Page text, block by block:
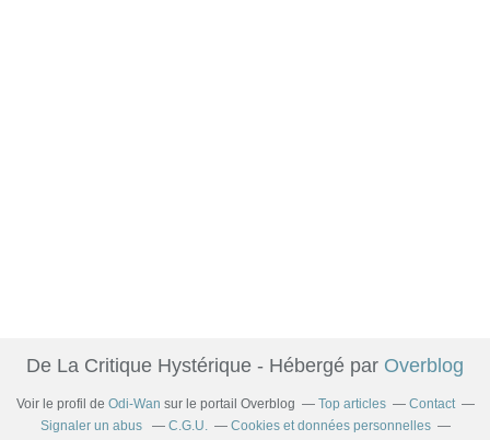
De La Critique Hystérique - Hébergé par Overblog
Voir le profil de Odi-Wan sur le portail Overblog Top articles
Contact
Signaler un abus
C.G.U.
Cookies et données personnelles